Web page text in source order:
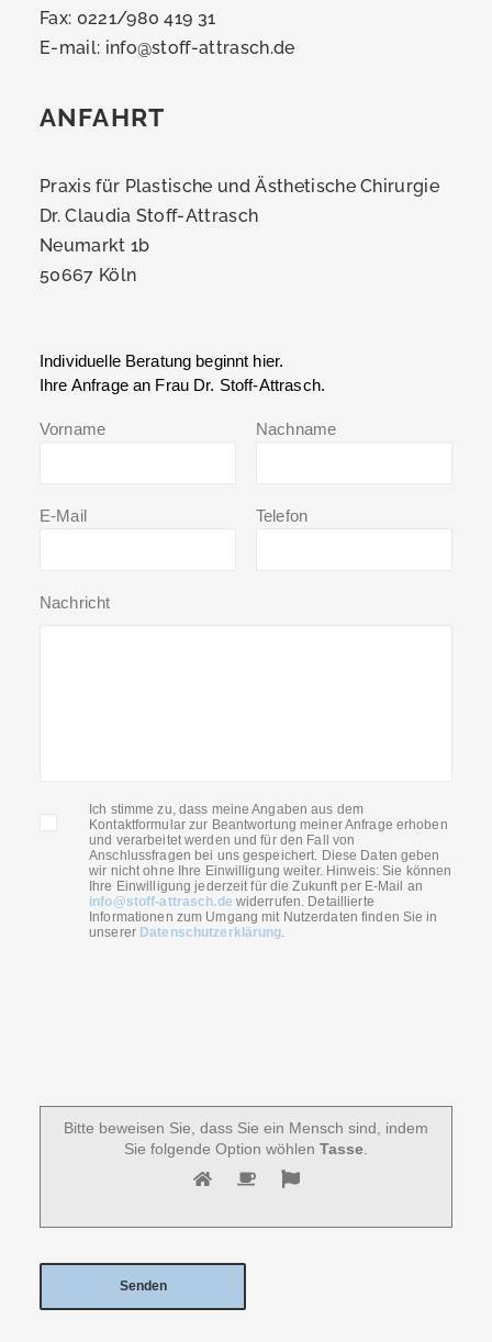
Fax: 0221/980 419 31
E-mail: info@stoff-attrasch.de
ANFAHRT
Praxis für Plastische und Ästhetische Chirurgie
Dr. Claudia Stoff-Attrasch
Neumarkt 1b
50667 Köln
Individuelle Beratung beginnt hier.
Ihre Anfrage an Frau Dr. Stoff-Attrasch.
Vorname Nachname
E-Mail Telefon
Nachricht
Ich stimme zu, dass meine Angaben aus dem
Kontaktformular zur Beantwortung meiner Anfrage erhoben
und verarbeitet werden und für den Fall von
Anschlussfragen bei uns gespeichert. Diese Daten geben
wir nicht ohne Ihre Einwilligung weiter. Hinweis: Sie können
Ihre Einwilligung jederzeit für die Zukunft per E-Mail an
info@stoff-attrasch.de widerrufen. Detaillierte
Informationen zum Umgang mit Nutzerdaten finden Sie in
unserer Datenschutzerklärung.
Bitte beweisen Sie, dass Sie ein Mensch sind, indem
Sie folgende Option wöhlen Tasse